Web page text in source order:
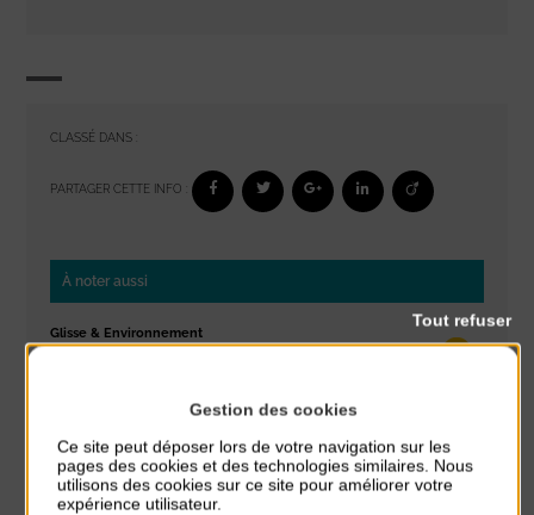
CLASSÉ DANS :
PARTAGER CETTE INFO :
À noter aussi
Glisse & Environnement
du 9 Août au 9 Août
Place du Général de Gaulle
Gestion des cookies
Ce site peut déposer lors de votre navigation sur les
pages des cookies et des technologies similaires. Nous
utilisons des cookies sur ce site pour améliorer votre
expérience utilisateur.
Tout refuser